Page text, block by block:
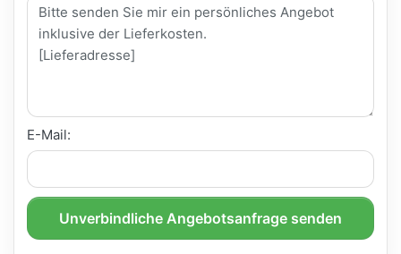
E-Mail:
Unverbindliche Angebotsanfrage senden